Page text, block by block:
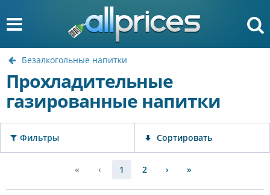
Безалкогольные напитки
Прохладительные
газированные напитки
Фильтры Сортировать
« ‹ 1 2 › »